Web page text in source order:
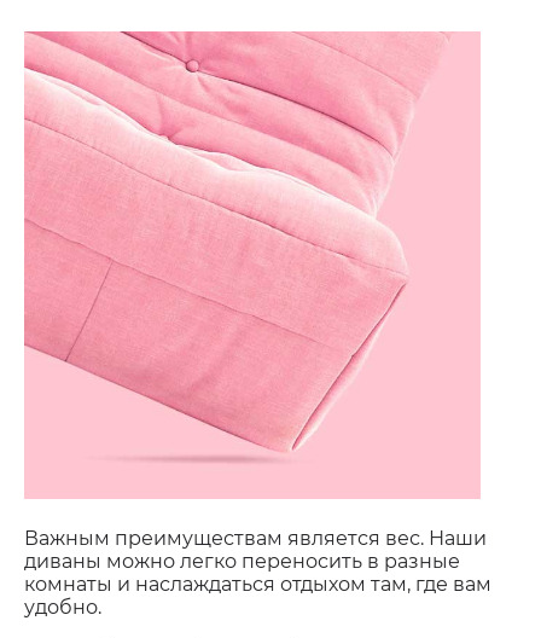
Важным преимуществам является вес. Наши
диваны можно легко переносить в разные
комнаты и наслаждаться отдыхом там, где вам
удобно.